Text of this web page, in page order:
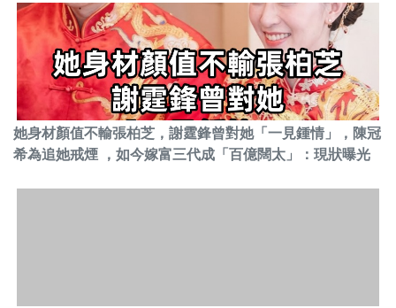
她身材顏值不輸張柏芝，謝霆鋒曾對她「一見鍾情」，陳冠
希為追她戒煙 ，如今嫁富三代成「百億闊太」：現狀曝光